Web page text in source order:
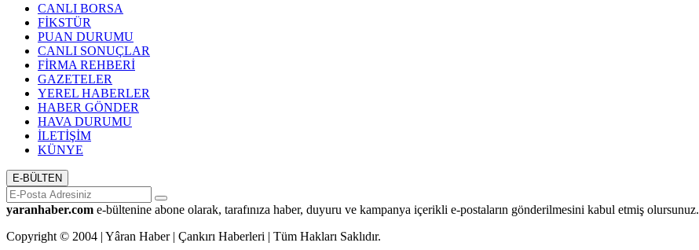
CANLI BORSA
FİKSTÜR
PUAN DURUMU
CANLI SONUÇLAR
FİRMA REHBERİ
GAZETELER
YEREL HABERLER
HABER GÖNDER
HAVA DURUMU
İLETİŞİM
KÜNYE
E-BÜLTEN
yaranhaber.com e-bültenine abone olarak, tarafınıza haber, duyuru ve kampanya içerikli e-postaların gönderilmesini kabul etmiş olursunuz.
Copyright © 2004 | Yâran Haber | Çankırı Haberleri | Tüm Hakları Saklıdır.